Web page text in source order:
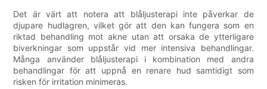
Det är värt att notera att blåljusterapi inte påverkar de
djupare hudlagren, vilket gör att den kan fungera som en
riktad behandling mot akne utan att orsaka de ytterligare
biverkningar som uppstår vid mer intensiva behandlingar.
Många använder blåljusterapi i kombination med andra
behandlingar för att uppnå en renare hud samtidigt som
risken för irritation minimeras.